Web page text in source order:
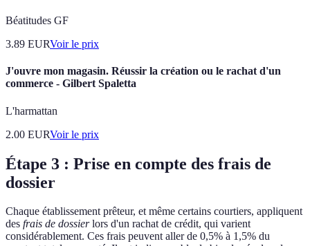
Béatitudes GF
3.89 EURVoir le prix
J'ouvre mon magasin. Réussir la création ou le rachat d'un
commerce - Gilbert Spaletta
L'harmattan
2.00 EURVoir le prix
Étape 3 : Prise en compte des frais de
dossier
Chaque établissement prêteur, et même certains courtiers, appliquent
des frais de dossierlors d'un rachat de crédit, qui varient
considérablement. Ces frais peuvent aller de 0,5% à 1,5% du